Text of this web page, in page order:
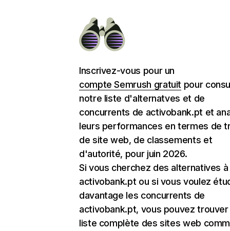
Inscrivez-vous pour un
compte Semrush gratuit pour
notre liste d'alternatves et de
concurrents de activobank.pt et
leurs performances en termes de
de site web, de classements et
d'autorité, pour juin 2026.
Si vous cherchez des alternatives à
activobank.pt ou si vous voulez
davantage les concurrents de
activobank.pt, vous pouvez trouver
liste complète des sites web